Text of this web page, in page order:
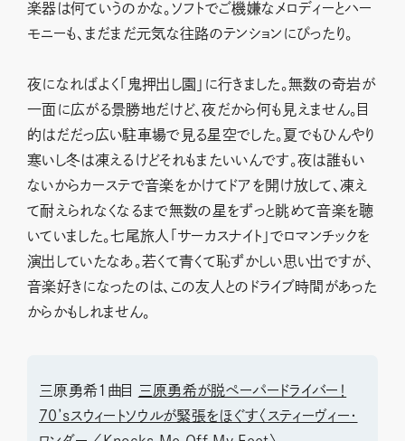
楽器は何ていうのかな。ソフトでご機嫌なメロディーとハー
モニーも、まだまだ元気な往路のテンションにぴったり。
夜になればよく「鬼押出し園」に行きました。無数の奇岩が
一面に広がる景勝地だけど、夜だから何も見えません。目
的はだだっ広い駐車場で見る星空でした。夏でもひんやり
寒いし冬は凍えるけどそれもまたいいんです。夜は誰もい
ないからカーステで音楽をかけてドアを開け放して、凍え
て耐えられなくなるまで無数の星をずっと眺めて音楽を聴
いていました。七尾旅人「サーカスナイト」でロマンチックを
演出していたなあ。若くて青くて恥ずかしい思い出ですが、
音楽好きになったのは、この友人とのドライブ時間があった
からかもしれません。
三原勇希1曲目
三原勇希が脱ペーパードライバー！
70’sスウィートソウルが緊張をほぐす〈スティーヴィー・